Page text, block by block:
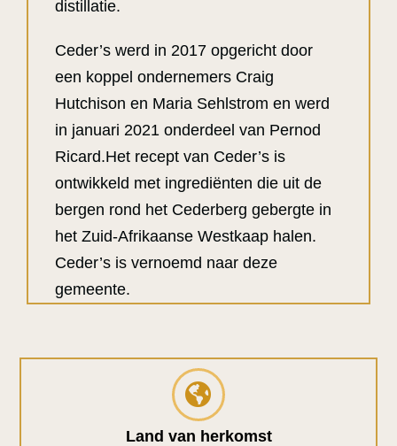
distillatie.
Ceder’s werd in 2017 opgericht door
een koppel ondernemers Craig
Hutchison en Maria Sehlstrom en werd
in januari 2021 onderdeel van Pernod
Ricard.Het recept van Ceder’s is
ontwikkeld met ingrediënten die uit de
bergen rond het Cederberg gebergte in
het Zuid-Afrikaanse Westkaap halen.
Ceder’s is vernoemd naar deze
gemeente.
Land van herkomst